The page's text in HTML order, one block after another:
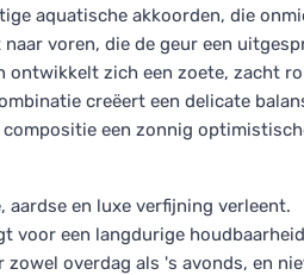
aquatische akkoorden, die
voren, die de geur een
ontwikkelt zich een zoete, zacht
creëert een delicate
een zonnig
aardse en luxe verfijning verleent.
voor een langdurige
overdag als 's avonds, en